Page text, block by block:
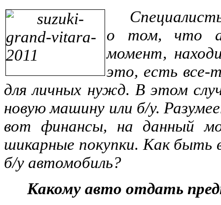
о том, что
момент,
это, есть все-
для личных нужд. В этом
новую машину или б/у.
вот финансы, на данный
шикарные покупки. Как быть
б/у автомобиль?
Какому авто отдать